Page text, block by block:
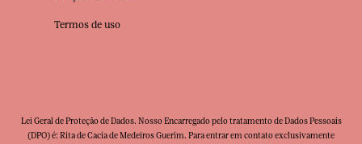
Termos de uso
Lei Geral de Proteção de Dados. Nosso Encarregado pelo tratamento de Dados Pessoais
(DPO) é: Rita de Cacia de Medeiros Guerim. Para entrar em contato exclusivamente